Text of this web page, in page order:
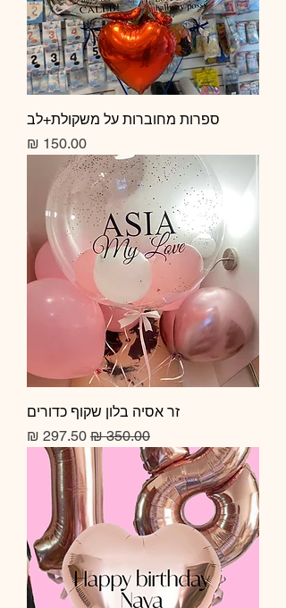
ספרות מחוברות על משקולת+לב
מחיר
זר אסיה בלון שקוף כדורים
מחיר רגיל מחיר מבצע